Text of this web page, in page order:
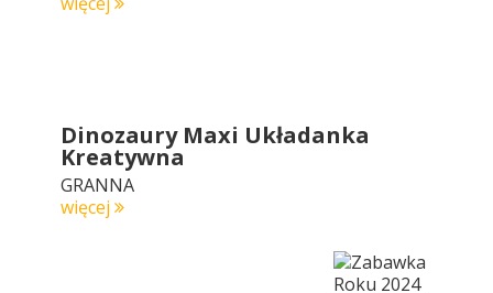
Dinozaury Maxi Układanka
Kreatywna
GRANNA
więcej